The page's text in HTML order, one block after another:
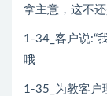
拿主意，这不
1-34_客户说:“
哦
1-35_为教客户